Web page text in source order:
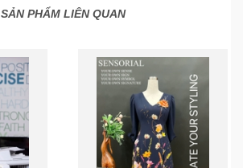
SẢN PHẨM LIÊN QUAN